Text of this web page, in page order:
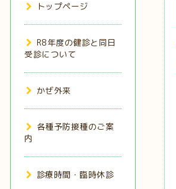
トップページ
R8年度の健診と同日
受診について
かぜ外来
各種予防接種のご案
内
診療時間・臨時休診